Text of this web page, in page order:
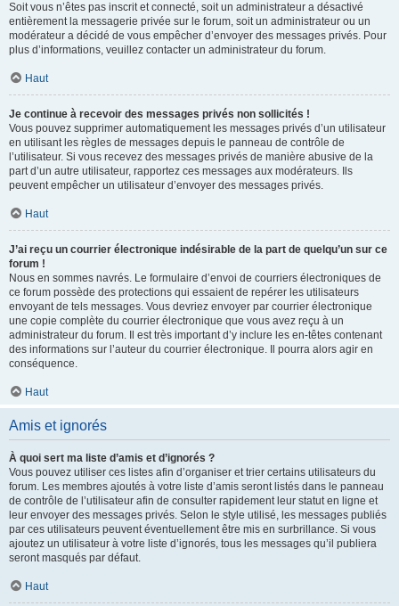
Soit vous n’êtes pas inscrit et connecté, soit un administrateur a désactivé
entièrement la messagerie privée sur le forum, soit un administrateur ou un
modérateur a décidé de vous empêcher d’envoyer des messages privés. Pour
plus d’informations, veuillez contacter un administrateur du forum.
Haut
Je continue à recevoir des messages privés non sollicités !
Vous pouvez supprimer automatiquement les messages privés d’un utilisateur
en utilisant les règles de messages depuis le panneau de contrôle de
l’utilisateur. Si vous recevez des messages privés de manière abusive de la
part d’un autre utilisateur, rapportez ces messages aux modérateurs. Ils
peuvent empêcher un utilisateur d’envoyer des messages privés.
Haut
J’ai reçu un courrier électronique indésirable de la part de quelqu’un sur ce
forum !
Nous en sommes navrés. Le formulaire d’envoi de courriers électroniques de
ce forum possède des protections qui essaient de repérer les utilisateurs
envoyant de tels messages. Vous devriez envoyer par courrier électronique
une copie complète du courrier électronique que vous avez reçu à un
administrateur du forum. Il est très important d’y inclure les en-têtes contenant
des informations sur l’auteur du courrier électronique. Il pourra alors agir en
conséquence.
Haut
Amis et ignorés
À quoi sert ma liste d’amis et d’ignorés ?
Vous pouvez utiliser ces listes afin d’organiser et trier certains utilisateurs du
forum. Les membres ajoutés à votre liste d’amis seront listés dans le panneau
de contrôle de l’utilisateur afin de consulter rapidement leur statut en ligne et
leur envoyer des messages privés. Selon le style utilisé, les messages publiés
par ces utilisateurs peuvent éventuellement être mis en surbrillance. Si vous
ajoutez un utilisateur à votre liste d’ignorés, tous les messages qu’il publiera
seront masqués par défaut.
Haut